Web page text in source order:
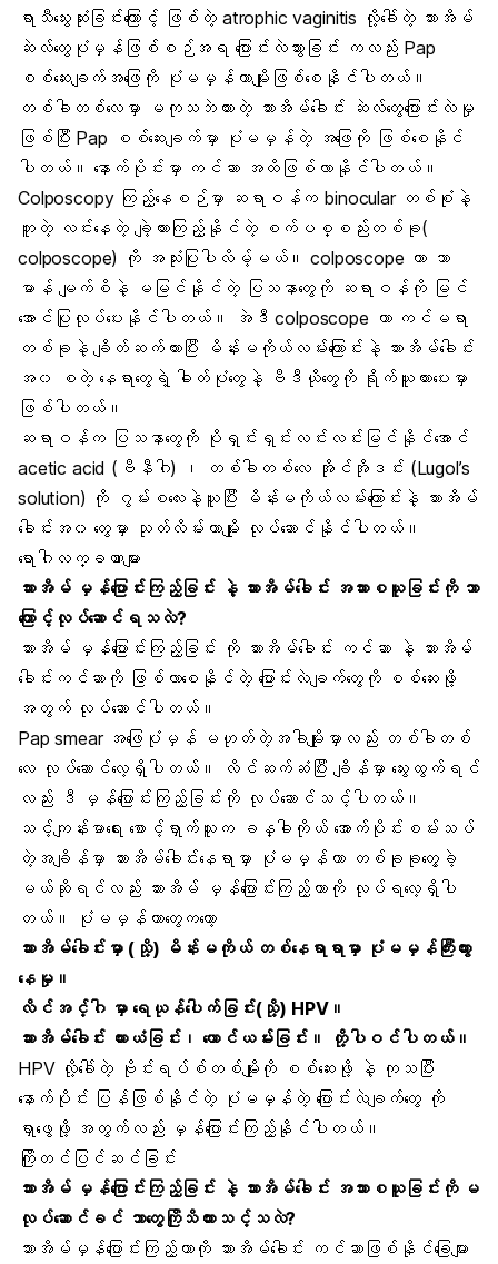
ရာသီသွေးဆုံးခြင်းကြောင့် ဖြစ်တဲ့ atrophic vaginitis လို့ခေါ်တဲ့ သားအိမ်
ဆဲလ်တွေပုံမှန်ဖြစ်စဉ်အရ ပြောင်းလဲသွားခြင်း ကလည်း Pap
စစ်ဆေးချက်အဖြေကို ပုံမမှန်တာမျိုးဖြစ်စေနိုင်ပါတယ်။
တစ်ခါတစ်လေမှာ မကုသဘဲထားတဲ့ သားအိမ်ခေါင်း ဆဲလ်တွေပြောင်းလဲမှု
ဖြစ်ပြီး Pap စစ်ဆေးချက်မှာ ပုံမမှန်တဲ့ အဖြေကို ဖြစ်စေနိုင်
ပါတယ်။ နောက်ပိုင်းမှာ ကင်ဆာ အထိဖြစ်လာနိုင်ပါတယ်။
Colposcopy ကြည့်နေစဉ်မှာ ဆရာဝန်က binocular တစ်စုံနဲ့
တူတဲ့ လင်းနေတဲ့ ချဲ့ကားကြည့်နိုင်တဲ့ စက်ပစ္စည်းတစ်ခု(
colposcope) ကို အသုံးပြုပါလိမ့်မယ်။ colposcope ဟာ သာ
မာန် မျက်စိနဲ့ မမြင်နိုင်တဲ့ ပြသနာတွေကို ဆရာဝန်ကို မြင်
အောင်ပြုလုပ်ပေးနိုင်ပါတယ်။ အဲဒီ colposcope ဟာ ကင်မရာ
တစ်ခုနဲ့ ချိတ်ဆက်ထားပြီး မိန်းမကိုယ်လမ်းကြောင်းနဲ့ သားအိမ်ခေါင်း
အ၀ စတဲ့ နေရာတွေရဲ့ ဓါတ်ပုံတွေနဲ့ ဗီဒီယိုတွေကို ရိုက်ယူထားပေးမှာ
ဖြစ်ပါတယ်။
ဆရာဝန်က ပြသနာတွေကို ပိုရှင်းရှင်းလင်းလင်းမြင်နိုင်အောင်
acetic acid (ဗီနီဂါ) ၊ တစ်ခါတစ်လေ အိုင်အိုဒင်း (Lugol’s
solution) ကို ဂွမ်းစလေးနဲ့ယူပြီး မိန်းမကိုယ်လမ်းကြောင်းနဲ့ သားအိမ်
ခေါင်းအ၀ တွေမှာ သုတ်လိမ်းတာမျိုး လုပ်ဆောင်နိုင်ပါတယ်။
ရောဂါလက္ခဏာများ
သားအိမ် မှန်ပြောင်းကြည့်ခြင်း နဲ့ သားအိမ်ခေါင်း အသားစယူခြင်းကို ဘာ
ကြောင့်လုပ်ဆောင်ရသလဲ?
သားအိမ် မှန်ပြောင်းကြည့်ခြင်း ကို သားအိမ်ခေါင်း ကင်ဆာ နဲ့ သားအိမ်
ခေါင်းကင်ဆာကို ဖြစ်လာစေနိုင်တဲ့ ပြောင်းလဲချက်တွေကို စစ်ဆေးဖို့
အတွက် လုပ်ဆောင်ပါတယ်။
Pap smear အဖြေပုံမှန် မဟုတ်တဲ့အခါမျိုးမှာလည်း တစ်ခါတစ်
လေ လုပ်ဆောင်လေ့ရှိပါတယ်။ လိင်ဆက်ဆံပြီး ချိန်မှာ သွေးထွက်ရင်
လည်း ဒီ မှန်ပြောင်းကြည့်ခြင်းကို လုပ်ဆောင်သင့်ပါတယ်။
သင့်ကျန်းမာရေး စောင့်ရှာက်သူက ခန္ဓါကိုယ် အောက်ပိုင်းစမ်းသပ်
တဲ့အချိန်မှာ သားအိမ်ခေါင်းနေရာမှာ ပုံမမှန်တာ တစ်ခုခုတွေ့ခဲ့
မယ်ဆိုရင်လည်း သားအိမ် မှန်ပြောင်းကြည့်တာကို လုပ်ရလေ့ရှိပါ
တယ်။ ပုံမမှန်တာတွေကတော့
သားအိမ်ခေါင်းမှာ (သို့) မိန်းမကိုယ် တစ်နေရာရာမှာ ပုံမမှန်ကြီးထွား
နေမှု။
လိင်အင်္ဂါ မှာ ရေယုန်ပေါက်ခြင်း(သို့) HPV။
သားအိမ်ခေါင်း ယားယံခြင်း၊ ယောင်ယမ်းခြင်း။ တို့ပါဝင်ပါတယ်။
HPV လို့ခေါ်တဲ့ ဗိုင်းရပ်စ်တစ်မျိုးကို စစ်ဆေးဖို့ နဲ့ ကုသပြီး
နောက်ပိုင်း ပြန်ဖြစ်နိုင်တဲ့ ပုံမမှန်တဲ့ ပြောင်းလဲချက်တွေ ကို
ရှာဖွေဖို့ အတွက်လည်း မှန်ပြောင်းကြည့်နိုင်ပါတယ်။
ကြိုတင်ပြင်ဆင်ခြင်း
သားအိမ် မှန်ပြောင်းကြည့်ခြင်း နဲ့ သားအိမ်ခေါင်း အသားစယူခြင်းကို မ
လုပ်ဆောင်ခင် ဘာတွေကြိုသိထားသင့်သလဲ?
သားအိမ်မှန်ပြောင်းကြည့်တာကို သားအိမ်ခေါင်း ကင်ဆာဖြစ်နိုင်ခြေများ